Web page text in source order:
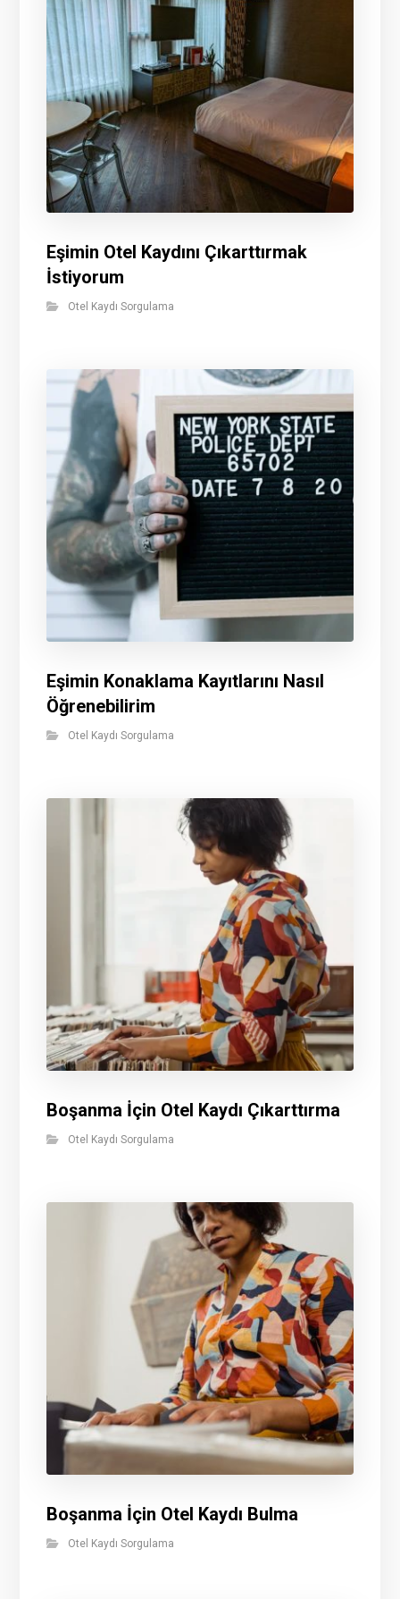
Eşimin Otel Kaydını Çıkarttırmak
İstiyorum
Otel Kaydı Sorgulama
Eşimin Konaklama Kayıtlarını Nasıl
Öğrenebilirim
Otel Kaydı Sorgulama
Boşanma İçin Otel Kaydı Çıkarttırma
Otel Kaydı Sorgulama
Boşanma İçin Otel Kaydı Bulma
Otel Kaydı Sorgulama